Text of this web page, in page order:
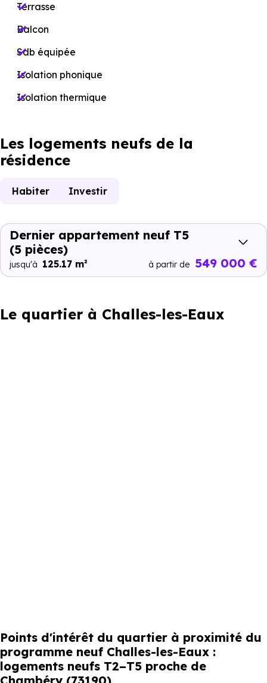
Terrasse
Balcon
Sdb équipée
Isolation phonique
Isolation thermique
Les logements neufs de la
résidence
Habiter Investir
Dernier appartement neuf T5
(5 pièces)
jusqu'à 125.17 m² à partir de 549 000 €
Le quartier à Challes-les-Eaux
Points d'intérêt du quartier à proximité du
programme neuf Challes-les-Eaux :
logements neufs T2–T5 proche de